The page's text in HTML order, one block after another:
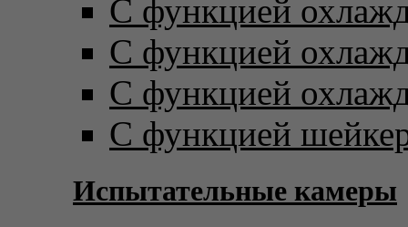
С функцией
С функцией
С функцией
С функцией
Испытательные камеры